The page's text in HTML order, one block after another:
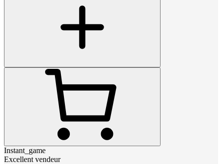
Instant_game
Excellent vendeur